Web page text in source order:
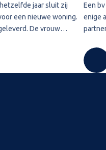
jaar sluit zij
een nieuwe woning.
De vrouw
Een
enige